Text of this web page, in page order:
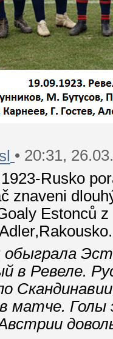
• 20:31,
Rusko
znaveni
Estonců
обыграла
в Ревеле.
матче. Голы